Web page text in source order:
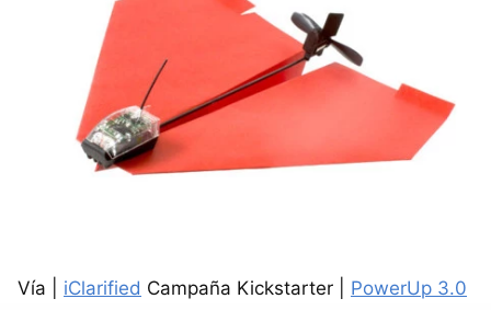
Vía | iClarified Campaña Kickstarter | PowerUp 3.0